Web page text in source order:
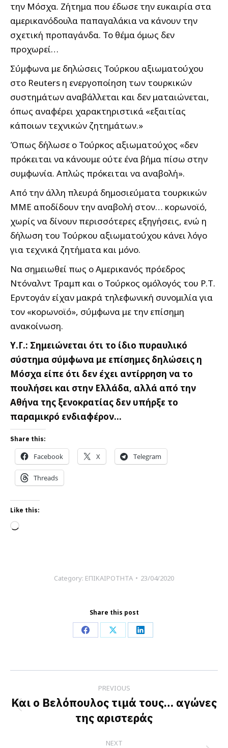
την Μόσχα. Ζήτημα που έδωσε την ευκαιρία στα
αμερικανόδουλα παπαγαλάκια να κάνουν την
σχετική προπαγάνδα. Το θέμα όμως δεν
προχωρεί…
Σύμφωνα με δηλώσεις Τούρκου αξιωματούχου
στο Reuters η ενεργοποίηση των τουρκικών
συστημάτων αναβάλλεται και δεν ματαιώνεται,
όπως αναφέρει χαρακτηριστικά «εξαιτίας
κάποιων τεχνικών ζητημάτων.»
Όπως δήλωσε ο Τούρκος αξιωματούχος «δεν
πρόκειται να κάνουμε ούτε ένα βήμα πίσω στην
συμφωνία. Απλώς πρόκειται να αναβολή».
Από την άλλη πλευρά δημοσιεύματα τουρκικών
ΜΜΕ αποδίδουν την αναβολή στον… κορωνοϊό,
χωρίς να δίνουν περισσότερες εξηγήσεις, ενώ η
δήλωση του Τούρκου αξιωματούχου κάνει λόγο
για τεχνικά ζητήματα και μόνο.
Να σημειωθεί πως ο Αμερικανός πρόεδρος
Ντόναλντ Τραμπ και ο Τούρκος ομόλογός του Ρ.Τ.
Ερντογάν είχαν μακρά τηλεφωνική συνομιλία για
τον «κορωνοϊό», σύμφωνα με την επίσημη
ανακοίνωση.
Υ.Γ.: Σημειώνεται ότι το ίδιο πυραυλικό
σύστημα σύμφωνα με επίσημες δηλώσεις η
Μόσχα είπε ότι δεν έχει αντίρρηση να το
πουλήσει και στην Ελλάδα, αλλά από την
Αθήνα της ξενοκρατίας δεν υπήρξε το
παραμικρό ενδιαφέρον…
Share this:
Facebook X Telegram
Threads
Like this:
Loading…
Category: ΕΠΙΚΑΙΡΟΤΗΤΑ 23/04/2020
Share this post
Share
Facebook
Share
X
Share
LinkedIn
navigation
PREVIOUS
Previous
post:
Και ο Βελόπουλος τιμά τους… αγώνες
της αριστεράς
NEXT